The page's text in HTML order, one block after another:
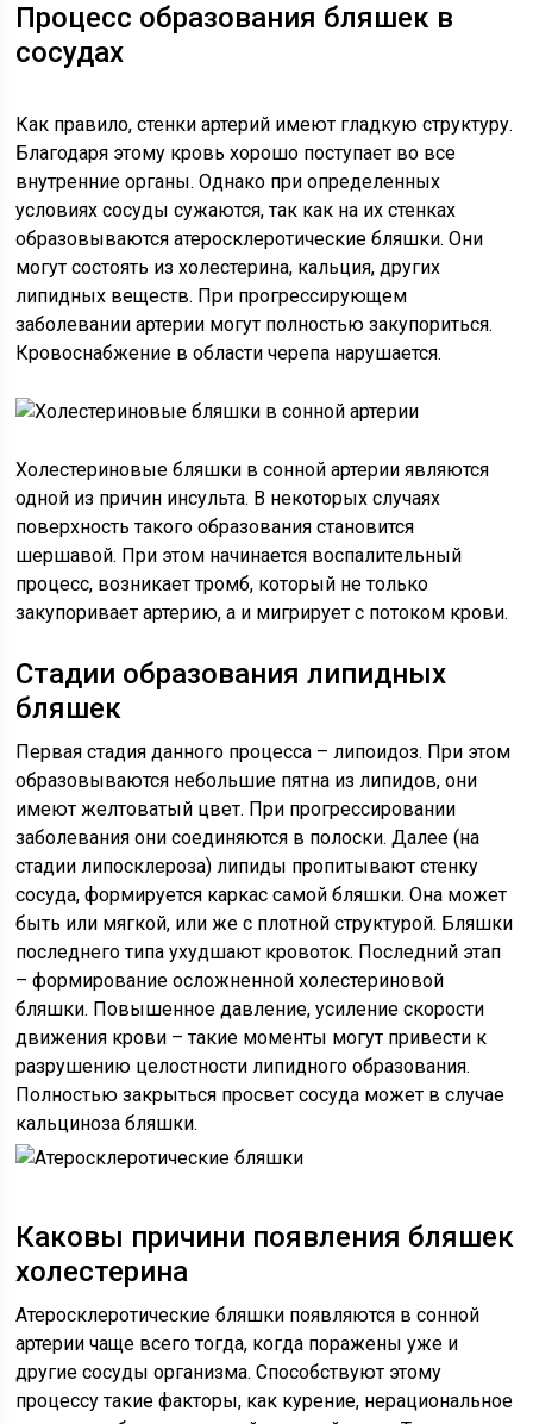
Процесс образования бляшек в
сосудах
Как правило, стенки артерий имеют гладкую структуру.
Благодаря этому кровь хорошо поступает во все
внутренние органы. Однако при определенных
условиях сосуды сужаются, так как на их стенках
образовываются атеросклеротические бляшки. Они
могут состоять из холестерина, кальция, других
липидных веществ. При прогрессирующем
заболевании артерии могут полностью закупориться.
Кровоснабжение в области черепа нарушается.
Холестериновые бляшки в сонной артерии являются
одной из причин инсульта. В некоторых случаях
поверхность такого образования становится
шершавой. При этом начинается воспалительный
процесс, возникает тромб, который не только
закупоривает артерию, а и мигрирует с потоком крови.
Стадии образования липидных
бляшек
Первая стадия данного процесса – липоидоз. При этом
образовываются небольшие пятна из липидов, они
имеют желтоватый цвет. При прогрессировании
заболевания они соединяются в полоски. Далее (на
стадии липосклероза) липиды пропитывают стенку
сосуда, формируется каркас самой бляшки. Она может
быть или мягкой, или же с плотной структурой. Бляшки
последнего типа ухудшают кровоток. Последний этап
– формирование осложненной холестериновой
бляшки. Повышенное давление, усиление скорости
движения крови – такие моменты могут привести к
разрушению целостности липидного образования.
Полностью закрыться просвет сосуда может в случае
кальциноза бляшки.
Каковы причини появления бляшек
холестерина
Атеросклеротические бляшки появляются в сонной
артерии чаще всего тогда, когда поражены уже и
другие сосуды организма. Способствуют этому
процессу такие факторы, как курение, нерациональное